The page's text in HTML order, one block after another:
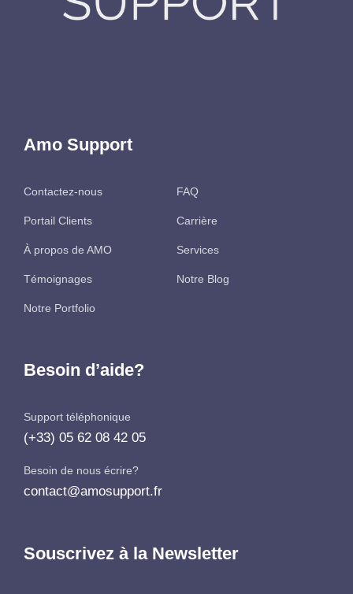
Amo Support
Contactez-nous FAQ
Portail Clients Carrière
À propos de AMO Services
Témoignages Notre Blog
Notre Portfolio
Besoin d’aide?
Support téléphonique
(+33) 05 62 08 42 05
Besoin de nous écrire?
contact@amosupport.fr
Souscrivez à la Newsletter